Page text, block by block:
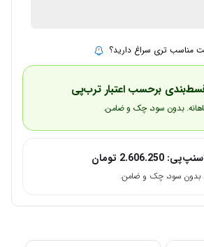
مناسب تری سراغ دارید؟
برحسب اعتبار ترب‌پی
2.606.250 تومان